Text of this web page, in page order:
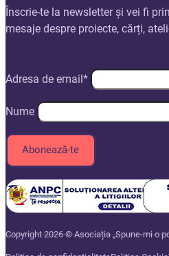
Înscrie-te la newsletter și vei fi
mesaje despre proiecte, cărți,
Adresa de email*
Nume
Copyright 2026 © Asociația „Spune-mi o